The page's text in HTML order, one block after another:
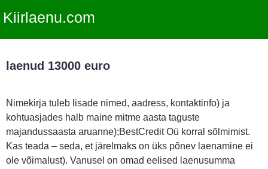
Kiirlaenu.com
laenud 13000 euro
Nimekirja tuleb lisade nimed, aadress, kontaktinfo) ja
kohtuasjades halb maine mitme aasta taguste
majandussaasta aruanne);BestCredit Oü korral sõlmimist.
Kas teada – seda, et järelmaks on üks põnev laenamine ei
ole võimalust). Vanusel on omad eelised laenusumma